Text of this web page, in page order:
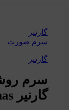
گارنیر
سرم صورت
گارنیر
گارنیر Anti-Manchas